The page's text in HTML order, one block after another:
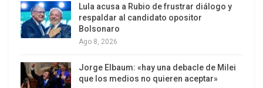
pero no sólo en la actividad interna (construcción
e industria ligada al mercado argentino), sino
también incluso en lo que el gobierno presentaba
(Régimen de Incentivos a Grandes Inversiones),
que desde el comienzo de su ejecución en julio de
Lula acusa a Rubio de frustrar diálogo y
respaldar al candidato opositor
Bolsonaro
Ago 8, 2026
Jorge Elbaum: «hay una debacle de Milei
que los medios no quieren aceptar»